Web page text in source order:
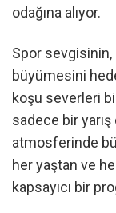
odağına alıyor.
Spor sevgisinin,
büyümesini
koşu severleri
sadece bir
atmosferinde
her yaştan ve
kapsayıcı bir